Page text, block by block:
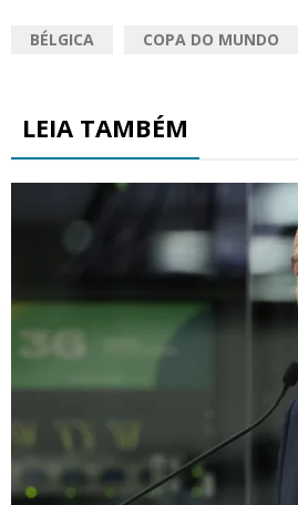
BÉLGICA COPA DO MUNDO
LEIA TAMBÉM